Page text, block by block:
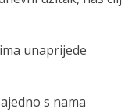
unaprijede
s nama